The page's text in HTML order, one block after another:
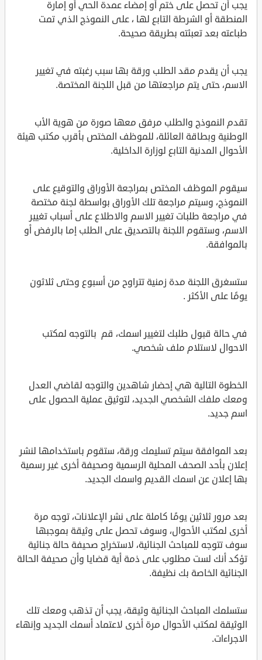
يجب أن تحصل على ختم أو إمضاء عمدة الحي أو إمارة
المنطقة أو الشرطة التابع لها ، على النموذج الذي تمت
طباعته بعد تعبئته بطريقة صحيحة.
يجب أن يقدم مقد الطلب ورقة بها سبب رغبته في تغيير
الاسم، حتى يتم مراجعتها من قبل اللجنة المختصة.
تقدم النموذج والطلب مرفق معها صورة من هوية الأب
الوطنية وبطاقة العائلة، للموظف المختص بأقرب مكتب هيئة
الأحوال المدنية التابع لوزارة الداخلية.
سيقوم الموظف المختص بمراجعة الأوراق والتوقيع على
النموذج، وسيتم مراجعة تلك الأوراق بواسطة لجنة مختصة
في مراجعة طلبات تغيير الاسم والاطلاع على أسباب تغيير
الاسم، وستقوم اللجنة بالتصديق على الطلب إما بالرفض أو
بالموافقة.
ستسغرق اللجنة مدة زمنية تتراوح من أسبوع وحتى ثلاثون
يومًا على الأكثر .
في حالة قبول طلبك لتغيير اسمك، قم بالتوجه لمكتب
الاحوال لاستلام ملف شخصي.
الخطوة التالية هي إحضار شاهدين والتوجه لقاضي العدل
ومعك ملفك الشخصي الجديد، لتوثيق عملية الحصول على
اسم جديد.
بعد الموافقة سيتم تسليمك ورقة، ستقوم باستخدامها لنشر
إعلان بأحد الصحف المحلية الرسمية وصحيفة أخرى غير رسمية
بها إعلان عن اسمك القديم واسمك الجديد.
بعد مرور ثلاثين يومًا كاملة على نشر الإعلانات، توجه مرة
أخرى لمكتب الأحوال، وسوف تحصل على وثيقة بموجبها
سوف تتوجه للمباحث الجنائية، لاستخراج صحيفة حالة جنائية
تؤكد أنك لست مطلوب على ذمة أية قضايا وأن صحيفة الحالة
الجنائية الخاصة بك نظيفة.
ستسلمك المباحث الجنائية وثيقة، يجب أن تذهب ومعك تلك
الوثيقة لمكتب الأحوال مرة أخرى لاعتماد أسمك الجديد وإنهاء
الاجراءات.